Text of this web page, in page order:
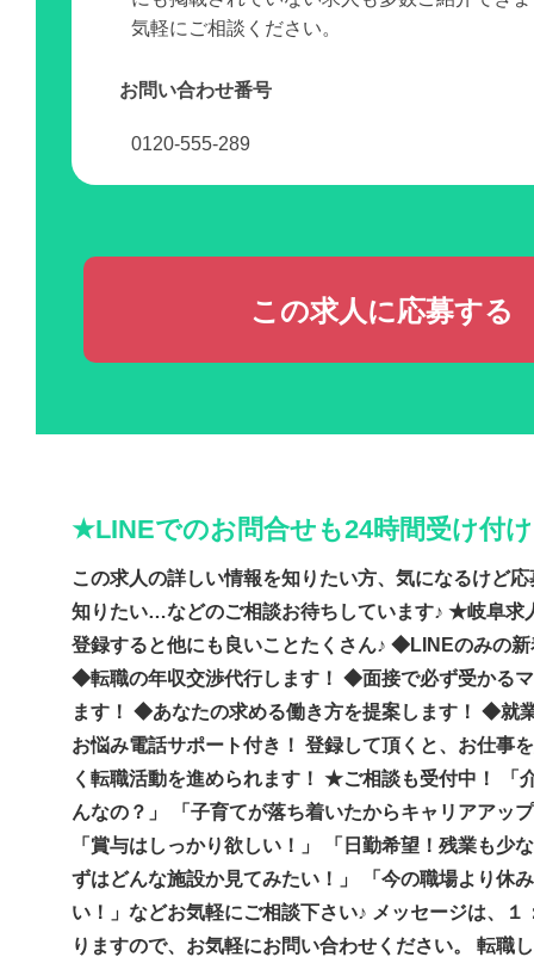
気軽にご相談ください。
お問い合わせ番号
0120-555-289
この求人に応募する
★LINEでのお問合せも24時間受け付
この求人の詳しい情報を知りたい方、気になるけど
知りたい…などのご相談お待ちしています♪ ★岐阜求
登録すると他にも良いことたくさん♪ ◆LINEのみの
◆転職の年収交渉代行します！ ◆面接で必ず受かる
ます！ ◆あなたの求める働き方を提案します！ ◆就
お悩み電話サポート付き！ 登録して頂くと、お仕事
く転職活動を進められます！ ★ご相談も受付中！ 「
んなの？」 「子育てが落ち着いたからキャリアアッ
「賞与はしっかり欲しい！」 「日勤希望！残業も少
ずはどんな施設か見てみたい！」 「今の職場より休
い！」などお気軽にご相談下さい♪ メッセージは、１
りますので、お気軽にお問い合わせください。 転職